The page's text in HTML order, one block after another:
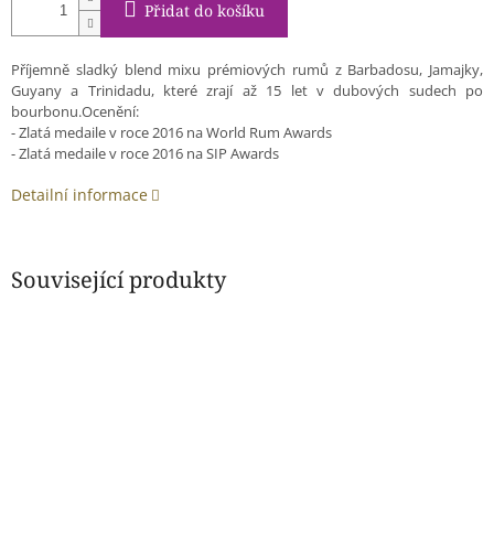
Přidat do košíku
Příjemně sladký blend mixu prémiových rumů z Barbadosu, Jamajky,
Guyany a Trinidadu, které zrají až 15 let v dubových sudech po
bourbonu.Ocenění:
- Zlatá medaile v roce 2016 na World Rum Awards
- Zlatá medaile v roce 2016 na SIP Awards
Detailní informace
Související produkty